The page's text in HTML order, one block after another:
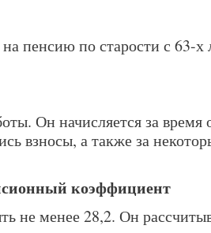
пенсию по старости с 63-
Он начисляется за время
взносы, а также за
коэффициент
не менее 28,2. Он